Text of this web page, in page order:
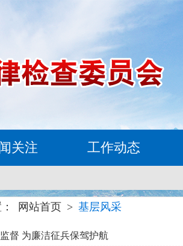
关注 工作动态
网站首页 > 基层风采
督 为廉洁征兵保驾护航